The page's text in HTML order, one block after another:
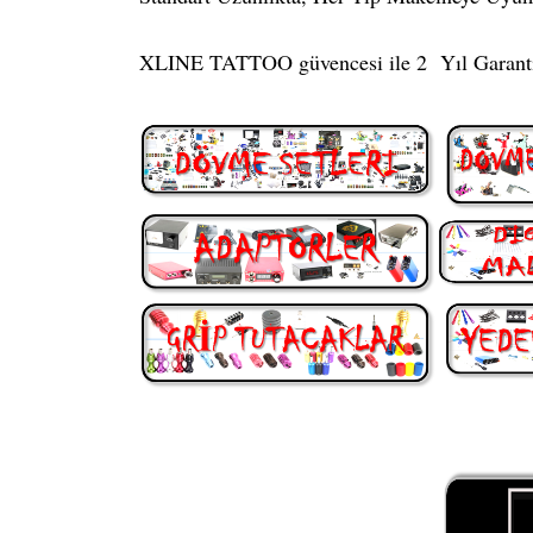
XLINE TATTOO güvencesi ile 2 Yıl